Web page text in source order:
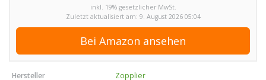
inkl. 19% gesetzlicher MwSt.
Zuletzt aktualisiert am: 9. August 2026 05:04
Bei Amazon ansehen
Hersteller
Zopplier